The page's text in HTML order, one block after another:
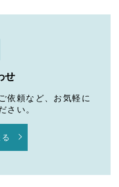
せ
依頼など、お気軽に
さい。